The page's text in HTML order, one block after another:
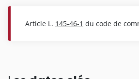
Article L. 145-46-1 du code de